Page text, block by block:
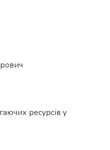
ресурсів у